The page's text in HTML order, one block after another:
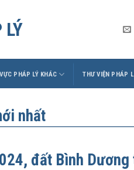
PHÁP LÝ KHÁC THƯ VIỆN PHÁP
nhất
đất Bình Dương